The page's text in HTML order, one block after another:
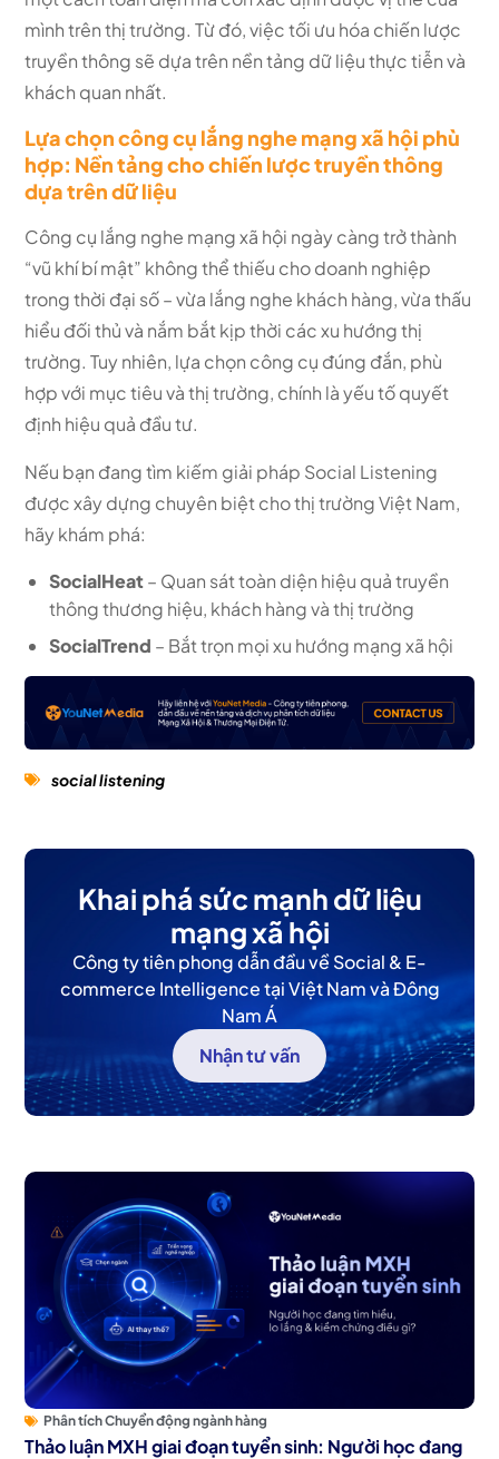
mình trên thị trường. Từ đó, việc tối ưu hóa chiến lược
truyền thông sẽ dựa trên nền tảng dữ liệu thực tiễn và
khách quan nhất.
Lựa chọn công cụ lắng nghe mạng xã hội phù
hợp: Nền tảng cho chiến lược truyền thông
dựa trên dữ liệu
Công cụ lắng nghe mạng xã hội ngày càng trở thành
“vũ khí bí mật” không thể thiếu cho doanh nghiệp
trong thời đại số – vừa lắng nghe khách hàng, vừa thấu
hiểu đối thủ và nắm bắt kịp thời các xu hướng thị
trường. Tuy nhiên, lựa chọn công cụ đúng đắn, phù
hợp với mục tiêu và thị trường, chính là yếu tố quyết
định hiệu quả đầu tư.
Nếu bạn đang tìm kiếm giải pháp Social Listening
được xây dựng chuyên biệt cho thị trường Việt Nam,
hãy khám phá:
SocialHeat– Quan sát toàn diện hiệu quả truyền
thông thương hiệu, khách hàng và thị trường
SocialTrend – Bắt trọn mọi xu hướng mạng xã hội
social listening
Khai phá sức mạnh dữ liệu
mạng xã hội
Công ty tiên phong dẫn đầu về Social & E-
commerce Intelligence tại Việt Nam và Đông
Nam Á
Nhận tư vấn
Phân tích Chuyển động ngành hàng
Thảo luận MXH giai đoạn tuyển sinh: Người học đang